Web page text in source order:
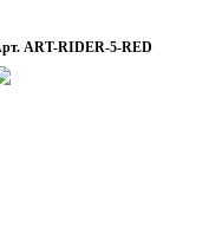
ART-RIDER-5-RED